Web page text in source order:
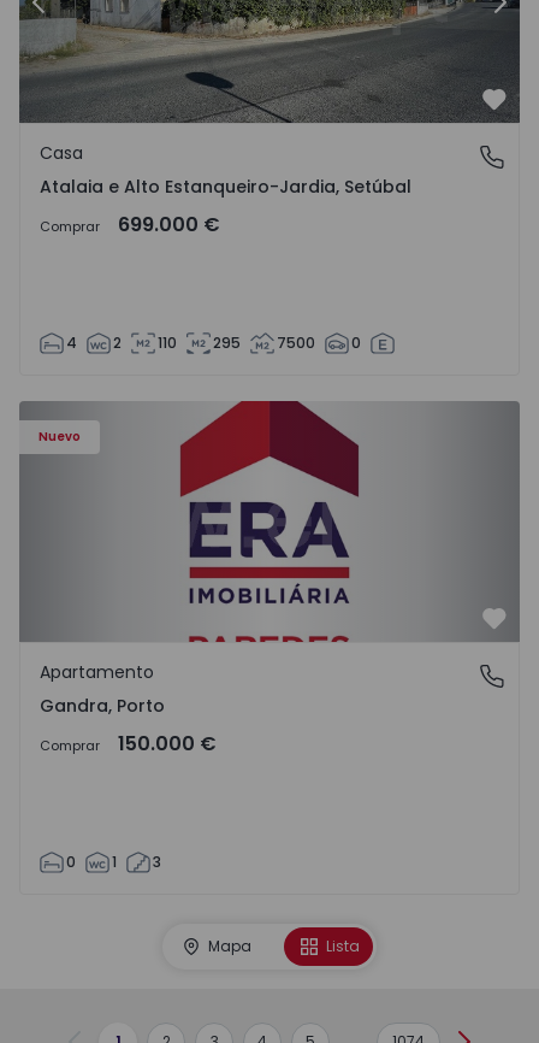
Anterior
Atalaia e Alto Estanqueiro-Jardia, Setúbal
Casa
Atalaia e Alto Estanqueiro-Jardia, Setúbal
Comprar 699.000 €
4 2 110 295 7500 0
Nuevo
Apartamento T0 Paredes, Gandra - 1575265 - 1
Gandra, Porto
Apartamento
Gandra, Porto
Comprar 150.000 €
0 1 3
Mapa Lista